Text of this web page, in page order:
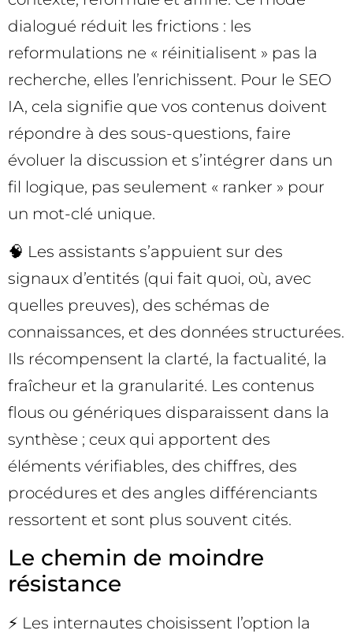
dialogué réduit les frictions : les
reformulations ne « réinitialisent » pas la
recherche, elles l’enrichissent. Pour le SEO
IA, cela signifie que vos contenus doivent
répondre à des sous-questions, faire
évoluer la discussion et s’intégrer dans un
fil logique, pas seulement « ranker » pour
un mot-clé unique.
🧠 Les assistants s’appuient sur des
signaux d’entités (qui fait quoi, où, avec
quelles preuves), des schémas de
connaissances, et des données structurées.
Ils récompensent la clarté, la factualité, la
fraîcheur et la granularité. Les contenus
flous ou génériques disparaissent dans la
synthèse ; ceux qui apportent des
éléments vérifiables, des chiffres, des
procédures et des angles différenciants
ressortent et sont plus souvent cités.
Le chemin de moindre
résistance
⚡ Les internautes choisissent l’option la